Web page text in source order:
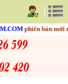
phiên bản mới